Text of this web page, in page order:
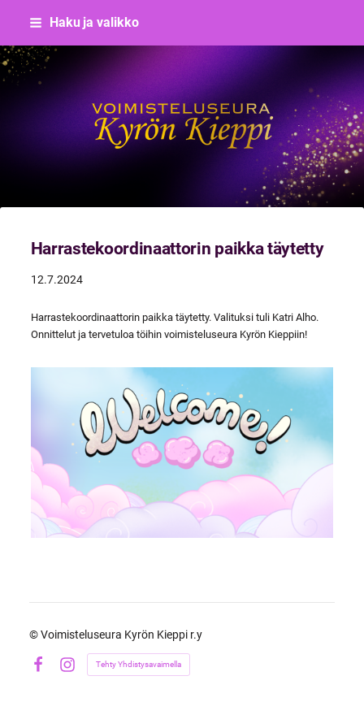
Siirry
sisältöön
Haku ja valikko
Voimisteluseura Kyrön Kieppi
Harrastekoordinaattorin paikka täytetty
12.7.2024
Harrastekoordinaattorin paikka täytetty. Valituksi tuli Katri Alho.
Onnittelut ja tervetuloa töihin voimisteluseura Kyrön Kieppiin!
©Voimisteluseura Kyrön Kieppi r.y
Instagram
Tehty Yhdistysavaimella